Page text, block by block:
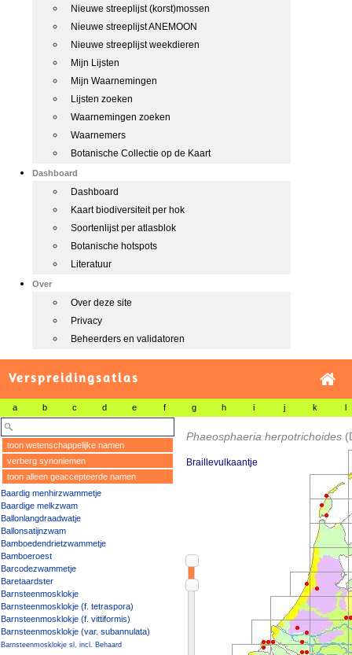
Nieuwe streeplijst (korst)mossen
Nieuwe streeplijst ANEMOON
Nieuwe streeplijst weekdieren
Mijn Lijsten
Mijn Waarnemingen
Lijsten zoeken
Waarnemingen zoeken
Waarnemers
Botanische Collectie op de Kaart
Dashboard
Dashboard
Kaart biodiversiteit per hok
Soortenlijst per atlasblok
Botanische hotspots
Literatuur
Over
Over deze site
Privacy
Beheerders en validatoren
Verspreidingsatlas
a b c d e f g h i j k l
toon wetenschappelijke namen
verberg synoniemen
toon alleen geaccepteerde namen
Baardig menhirzwammetje
Baardige melkzwam
Ballonlangdraadwatje
Ballonsatijnzwam
Bamboedendrietzwammetje
Bamboeroest
Barcodezwammetje
Baretaardster
Barnsteenmosklokje
Barnsteenmosklokje (f. tetraspora)
Barnsteenmosklokje (f. vittiformis)
Barnsteenmosklokje (var. subannulata)
Barnsteenmosklokje sl, incl. Behaard
Phaeosphaeria herpotrichoides
Braillevulkaantje